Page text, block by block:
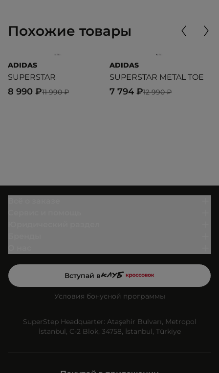
Похожие товары
ADIDAS
SUPERSTAR
11 990 ₽
8 990 ₽
ADIDAS
SUPERSTAR METAL TOE
12 990 ₽
7 794 ₽
Вступай в
Условия бонусной программы
SuperStep Headquarter: Ataşehir Bulvarı, Metropol
İstanbul, C-2 Blok, 34758, İstanbul, Türkiye